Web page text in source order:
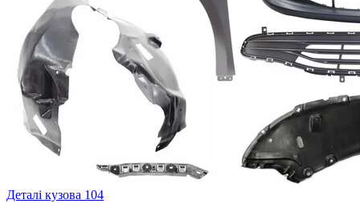
Деталі кузова 104